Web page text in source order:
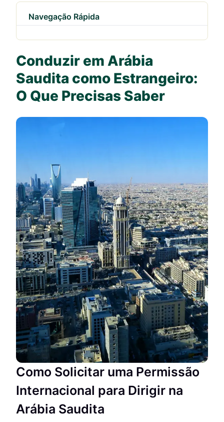
Navegação Rápida
Conduzir em Arábia
Saudita como Estrangeiro:
O Que Precisas Saber
Como Solicitar uma Permissão
Internacional para Dirigir na
Arábia Saudita